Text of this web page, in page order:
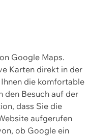
Google Maps.
Karten direkt in der
die komfortable
den Besuch auf der
dass Sie die
aufgerufen
ob Google ein